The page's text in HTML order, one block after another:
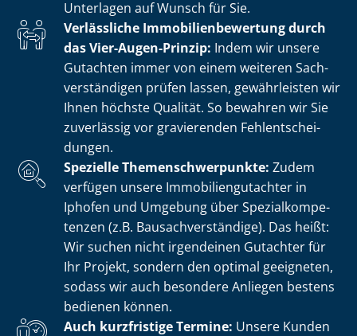
Unterlagen auf Wunsch für Sie.
Verlässliche Im­mo­bi­li­en­be­wer­tung durch
das Vier-Augen-Prinzip: Indem wir unsere
Gutachten immer von einem weiteren Sach­
ver­stän­di­gen prüfen lassen, gewährleisten wir
Ihnen höchste Qualität. So bewahren wir Sie
zuverlässig vor gravierenden Fehl­ent­schei­
dun­gen.
Spezielle The­men­schwer­punk­te: Zudem
verfügen unsere Im­mo­bi­li­en­gut­ach­ter in
Iphofen und Umgebung über Spe­zi­al­kom­pe­
ten­zen (z.B. Bau­sach­ver­stän­di­ge). Das heißt:
Wir suchen nicht irgendeinen Gutachter für
Ihr Projekt, sondern den optimal geeigneten,
sodass wir auch besondere Anliegen bestens
bedienen können.
Auch kurzfristige Termine: Unsere Kunden